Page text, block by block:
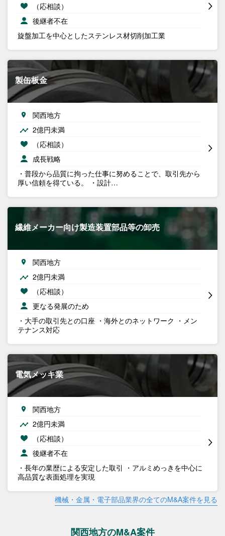
（応相談）
後継者不在
旋盤加工を中心としたステンレス材切削加工業
製缶板金
関西地方
2億円未満
（応相談）
成長戦略
・普段から品質に拘った仕事に努めることで、取引先から
厚い信頼を得ている。 ・設計…
繊維メーカー向け製造装置部品等の卸売
関西地方
2億円未満
（応相談）
更なる発展のため
・大手の取引先との口座 ・海外とのネットワーク ・メン
テナンス対応
電気メッキ業
関西地方
2億円未満
（応相談）
後継者不在
・長年の業歴による安定した取引 ・アルミめっきを中心に
高品質な表面処理を実現
機械・金属・電子部品業界の全てのM&A案件を見る
関西地方のM&A案件